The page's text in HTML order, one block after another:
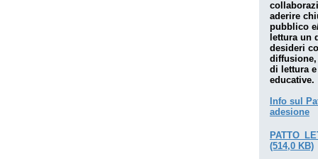
aderire
pubblico
lettura un
desideri
diffusione,
di lettura
educative.
Info sul
adesione
(514,0 KB)